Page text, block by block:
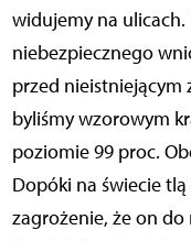
widujemy na ulicach.
niebezpiecznego
przed nieistniejącym
byliśmy wzorowym
poziomie 99 proc.
Dopóki na świecie
zagrożenie, że on do